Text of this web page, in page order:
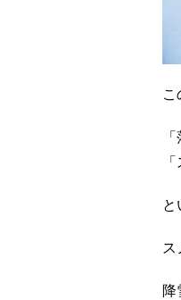
こ
と
ス
降